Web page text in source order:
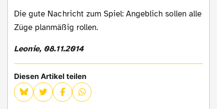
Die gute Nachricht zum Spiel: Angeblich sollen alle
Züge planmäßig rollen.
Leonie, 08.11.2014
Diesen Artikel teilen